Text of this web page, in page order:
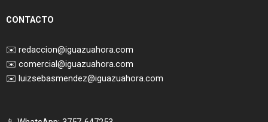
CONTACTO
✉️ redaccion@iguazuahora.com
✉️ comercial@iguazuahora.com
✉️ luizsebasmendez@iguazuahora.com